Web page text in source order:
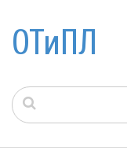
ОТиПЛ